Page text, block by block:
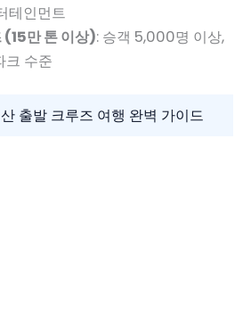
테인먼트
(15만 톤 이상): 승객 5,000명 이상,
크 수준
출발 크루즈 여행 완벽 가이드